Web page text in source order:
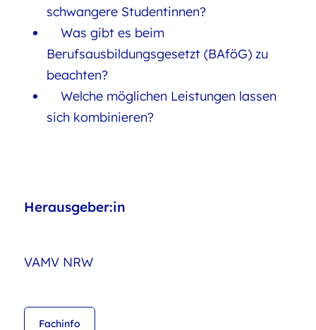
schwangere Studentinnen?
Was gibt es beim
Berufsausbildungsgesetzt (BAföG) zu
beachten?
Welche möglichen Leistungen lassen
sich kombinieren?
Herausgeber:in
VAMV NRW
Fachinfo